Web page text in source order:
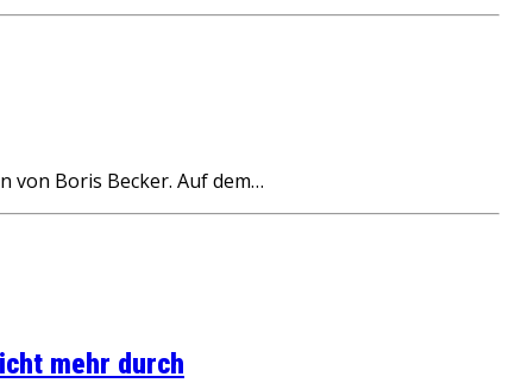
von Boris Becker. Auf dem…
mehr durch